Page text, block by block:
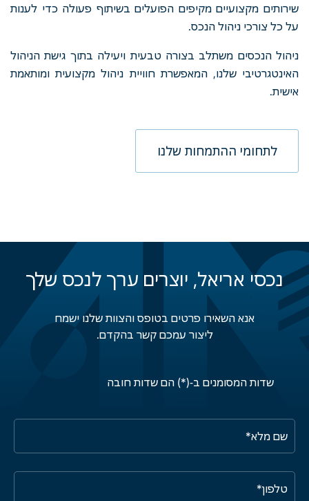
שירותים מקצועיים מקיפים הפועלים בשיתוף פעולה כדי לענות
על כל צורכי ניהול הנכס.
ניהול הנכסים משתלב בצורה טבעית ויעילה בתוך גישת הניהול
האינטגרטיבי שלנו, המאפשרת חוויית ניהול מקצועית ומותאמת
אישית.
לתחומי ההתמחות שלנו
נכסי אריאל, יוצרים ערך לנכס שלך
אנא השאירו פרטים בטופס והצוות שלנו ישמח
ליצור עמכם קשר בהקדם.
שדות המסומנים ב-(*) הם שדות חובה